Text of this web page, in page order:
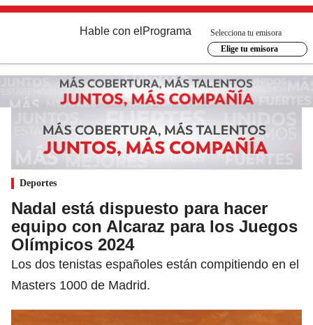
Hable con el Programa
Selecciona tu emisora
Elige tu emisora
Deportes
Nadal está dispuesto para hacer
equipo con Alcaraz para los Juegos
Olímpicos 2024
Los dos tenistas españoles están compitiendo en el
Masters 1000 de Madrid.